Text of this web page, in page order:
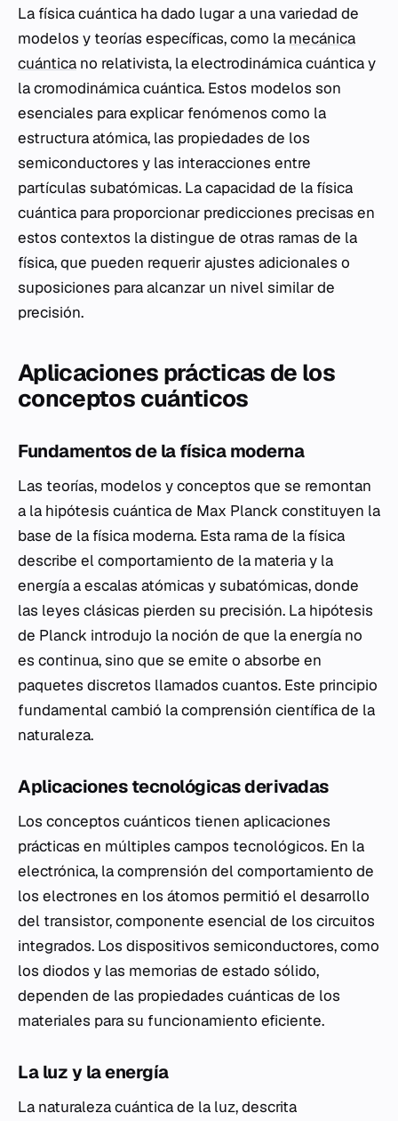
La física cuántica ha dado lugar a una variedad de
modelos y teorías específicas, como la mecánica
cuántica no relativista, la electrodinámica cuántica y
la cromodinámica cuántica. Estos modelos son
esenciales para explicar fenómenos como la
estructura atómica, las propiedades de los
semiconductores y las interacciones entre
partículas subatómicas. La capacidad de la física
cuántica para proporcionar predicciones precisas en
estos contextos la distingue de otras ramas de la
física, que pueden requerir ajustes adicionales o
suposiciones para alcanzar un nivel similar de
precisión.
Aplicaciones prácticas de los
conceptos cuánticos
Fundamentos de la física moderna
Las teorías, modelos y conceptos que se remontan
a la hipótesis cuántica de Max Planck constituyen la
base de la física moderna. Esta rama de la física
describe el comportamiento de la materia y la
energía a escalas atómicas y subatómicas, donde
las leyes clásicas pierden su precisión. La hipótesis
de Planck introdujo la noción de que la energía no
es continua, sino que se emite o absorbe en
paquetes discretos llamados cuantos. Este principio
fundamental cambió la comprensión científica de la
naturaleza.
Aplicaciones tecnológicas derivadas
Los conceptos cuánticos tienen aplicaciones
prácticas en múltiples campos tecnológicos. En la
electrónica, la comprensión del comportamiento de
los electrones en los átomos permitió el desarrollo
del transistor, componente esencial de los circuitos
integrados. Los dispositivos semiconductores, como
los diodos y las memorias de estado sólido,
dependen de las propiedades cuánticas de los
materiales para su funcionamiento eficiente.
La luz y la energía
La naturaleza cuántica de la luz, descrita